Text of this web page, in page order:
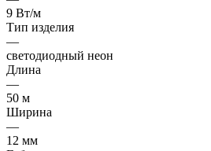
9 Вт/м
Тип изделия
—
светодиодный неон
Длина
—
50 м
Ширина
—
12 мм